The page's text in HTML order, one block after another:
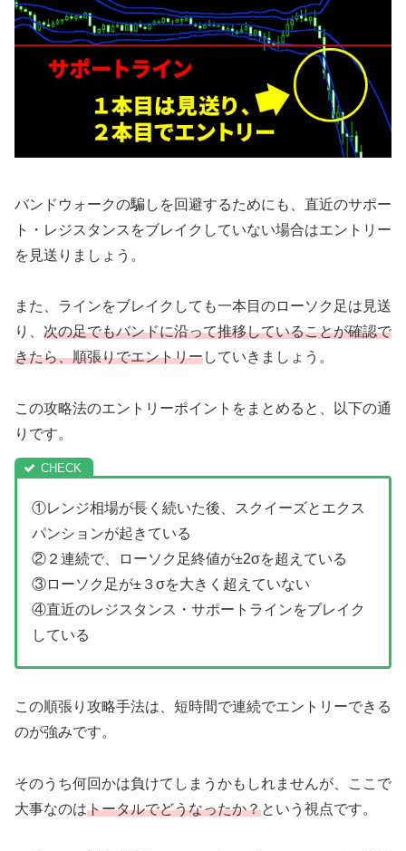
バンドウォークの騙しを回避するためにも、直近のサポー
ト・レジスタンスをブレイクしていない場合はエントリー
を見送りましょう。
また、ラインをブレイクしても一本目のローソク足は見送
り、 次の足でもバンドに沿って推移していることが確認で
きたら、順張りでエントリーしていきましょう。
この攻略法のエントリーポイントをまとめると、以下の通
りです。
①レンジ相場が長く続いた後、スクイーズとエクス
パンションが起きている
②２連続で、ローソク足終値が±2σを超えている
③ローソク足が±３σを大きく超えていない
④直近のレジスタンス・サポートラインをブレイク
している
この順張り攻略手法は、短時間で連続でエントリーできる
のが強みです。
そのうち何回かは負けてしまうかもしれませんが、ここで
大事なのはトータルでどうなったか？という視点です。